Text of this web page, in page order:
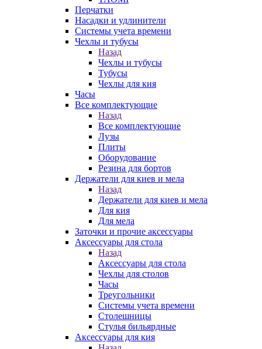
Перчатки
Насадки и удлинители
Системы учета времени
Чехлы и тубусы
Назад
Чехлы и тубусы
Тубусы
Чехлы для кия
Часы
Все комплектующие
Назад
Все комплектующие
Лузы
Плиты
Оборудование
Резина для бортов
Держатели для киев и мела
Назад
Держатели для киев и мела
Для кия
Для мела
Заточки и прочие аксессуары
Аксессуары для стола
Назад
Аксессуары для стола
Чехлы для столов
Часы
Треугольники
Системы учета времени
Столешницы
Стулья бильярдные
Аксессуары для кия